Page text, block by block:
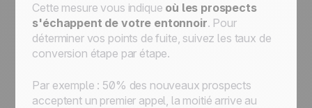
Cette mesure vous indique où les prospects
s'échappent de votre entonnoir. Pour
déterminer vos points de fuite, suivez les taux de
conversion étape par étape.
Par exemple : 50% des nouveaux prospects
acceptent un premier appel, la moitié arrive au